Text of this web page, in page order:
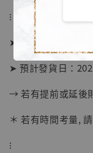
⁝
➤ 預購截止日：待
➤ 預計發貨日：
→ 若有提前或延後
＊ 若有時間考量,
⁝